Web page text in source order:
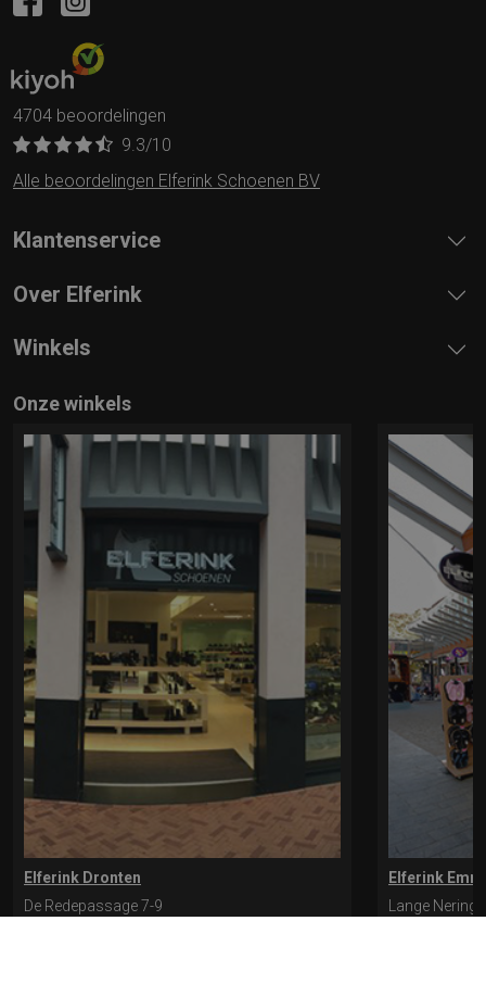
4704 beoordelingen
9.3/10
Alle beoordelingen Elferink Schoenen BV
Klantenservice
Over Elferink
Winkels
Onze winkels
Elferink Dronten
De Redepassage 7-9
Elferink
Lange Nering